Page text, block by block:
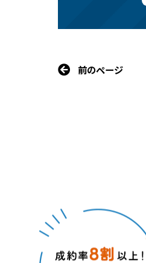
前のページ